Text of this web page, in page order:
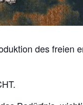
des freien